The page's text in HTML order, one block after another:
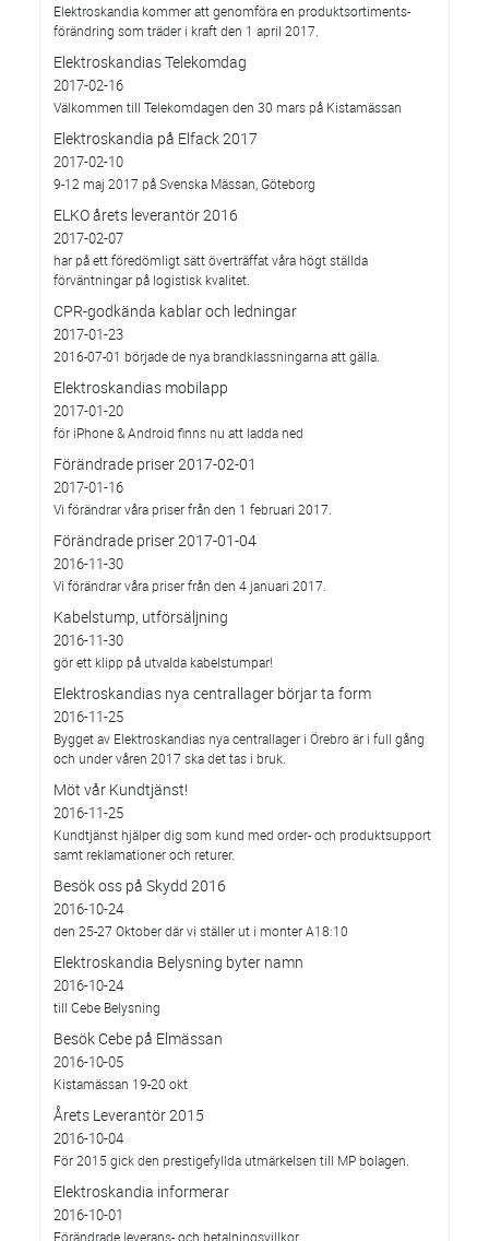
Elektroskandia kommer att genomföra en produktsortiments-
förändring som träder i kraft den 1 april 2017.
Elektroskandias Telekomdag
2017-02-16
Välkommen till Telekomdagen den 30 mars på Kistamässan
Elektroskandia på Elfack 2017
2017-02-10
9-12 maj 2017 på Svenska Mässan, Göteborg
ELKO årets leverantör 2016
2017-02-07
har på ett föredömligt sätt överträffat våra högt ställda
förväntningar på logistisk kvalitet.
CPR-godkända kablar och ledningar
2017-01-23
2016-07-01 började de nya brandklassningarna att gälla.
Elektroskandias mobilapp
2017-01-20
för iPhone & Android finns nu att ladda ned
Förändrade priser 2017-02-01
2017-01-16
Vi förändrar våra priser från den 1 februari 2017.
Förändrade priser 2017-01-04
2016-11-30
Vi förändrar våra priser från den 4 januari 2017.
Kabelstump, utförsäljning
2016-11-30
gör ett klipp på utvalda kabelstumpar!
Elektroskandias nya centrallager börjar ta form
2016-11-25
Bygget av Elektroskandias nya centrallager i Örebro är i full gång
och under våren 2017 ska det tas i bruk.
Möt vår Kundtjänst!
2016-11-25
Kundtjänst hjälper dig som kund med order- och produktsupport
samt reklamationer och returer.
Besök oss på Skydd 2016
2016-10-24
den 25-27 Oktober där vi ställer ut i monter A18:10
Elektroskandia Belysning byter namn
2016-10-24
till Cebe Belysning
Besök Cebe på Elmässan
2016-10-05
Kistamässan 19-20 okt
Årets Leverantör 2015
2016-10-04
För 2015 gick den prestigefyllda utmärkelsen till MP bolagen.
Elektroskandia informerar
2016-10-01
Förändrade leverans- och betalningsvillkor